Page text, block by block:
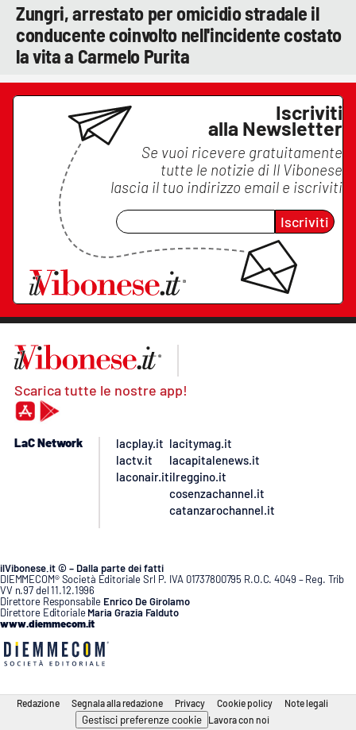
Zungri, arrestato per omicidio stradale il
conducente coinvolto nell'incidente costato
la vita a Carmelo Purita
Iscriviti
alla Newsletter
Se vuoi ricevere gratuitamente
tutte le notizie di Il Vibonese
lascia il tuo indirizzo email e iscriviti
Iscriviti
Scarica tutte le nostre app!
LaC Network
lacplay.it
lactv.it
laconair.it
lacitymag.it
lacapitalenews.it
ilreggino.it
cosenzachannel.it
catanzarochannel.it
ilVibonese.it © – Dalla parte dei fatti
DIEMMECOM® Società Editoriale Srl P. IVA 01737800795 R.O.C. 4049 – Reg. Trib
VV n.97 del 11.12.1996
Direttore Responsabile Enrico De Girolamo
Direttore Editoriale Maria Grazia Falduto
www.diemmecom.it
Redazione Segnala alla redazione Privacy Cookie policy Note legali
Gestisci preferenze cookie Lavora con noi